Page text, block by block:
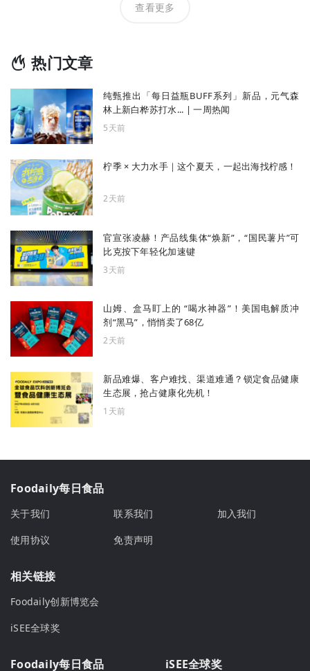
查看更多
热门文章
纯甄推出「每日益瓶BUFF系列」新品，元气森
林上新白桦苏打水... | 一周热闻
5天前
柠季 × 大力水手｜这个夏天，一起出海找柠感！
2天前
官宣张凌赫！产品线集体“焕新”，“国民薯片”可
比克按下年轻化加速键
3天前
山姆、盒马盯上的 “喝水神器”！美国电解质冲
剂“黑马”，悄悄卖了68亿
2天前
新品难爆、客户难找、渠道难通？锁定食品健康
生态展，抢占健康化先机！
1天前
Foodaily每日食品
关于我们 联系我们
加入我们
使用协议
免责声明
相关链接
Foodaily创新博览会
iSEE全球奖
Foodaily每日食品 iSEE全球奖